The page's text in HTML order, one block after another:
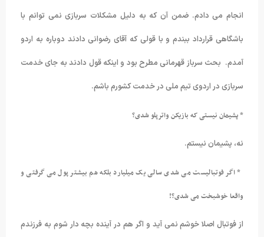
انجام می دادم. ضمن آن که به دلیل مشکلات سربازی نمی توانم با
باشگاهی قرارداد ببندم و با قولی که آقای رضوانی دادند دوباره به اردو
آمدم. بحث سرباز قهرمانی مطرح بود و اینکه قول دادند به جای خدمت
سربازی در اردوی تیم ملی در خدمت کشورم باشم.
* پشیمان نیستی که بازیکن واترپلو شدی؟
نه، پشیمان نیستم.
* اگر فوتبالیست می شدی سالی یک میلیارد بلکه هم بیشتر پول می گرفتی و
واقعا خوشبخت می شدی؟!
از فوتبال اصلا خوشم نمی آید و اگر هم در آینده بچه دار شوم به فرزندم